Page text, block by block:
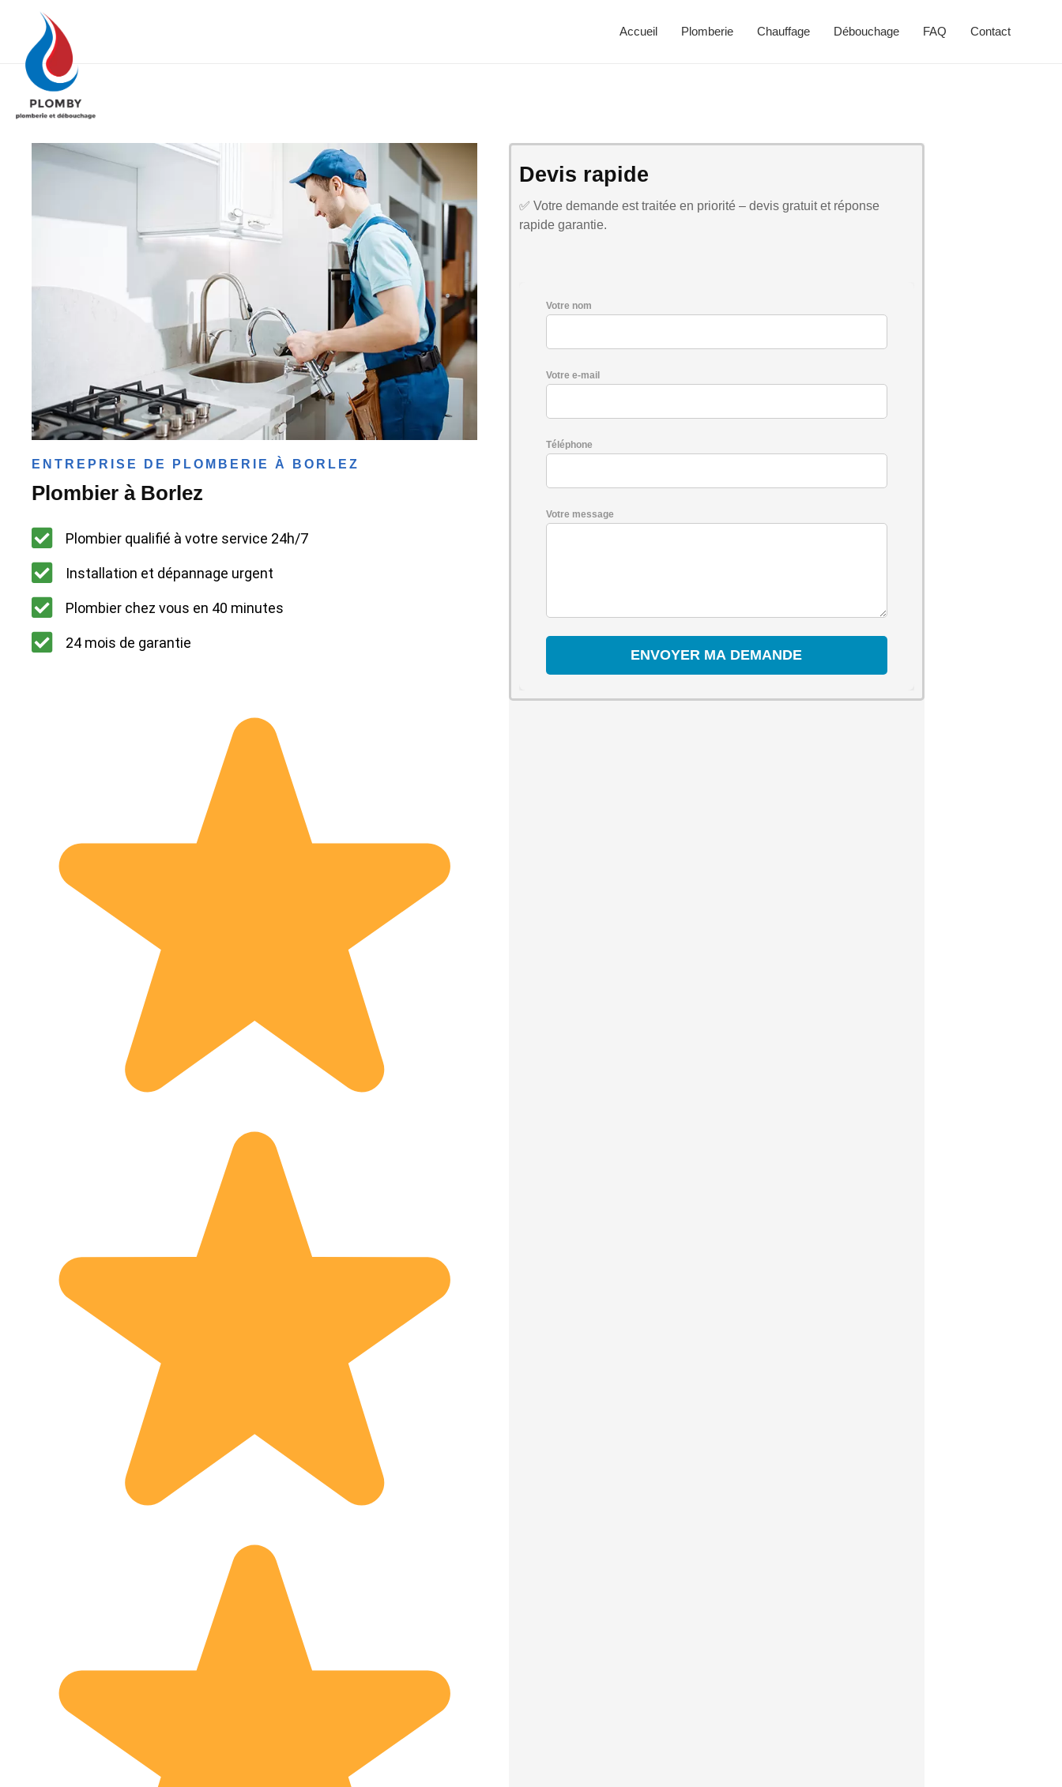
Accueil Plomberie Chauffage Débouchage FAQ Contact
ENTREPRISE DE PLOMBERIE À BORLEZ
Plombier à Borlez
Plombier qualifié à votre service 24h/7
Installation et dépannage urgent
Plombier chez vous en 40 minutes
24 mois de garantie
Devis rapide
✅ Votre demande est traitée en priorité – devis gratuit et réponse
rapide garantie.
Votre nom
Votre e-mail
Téléphone
Votre message